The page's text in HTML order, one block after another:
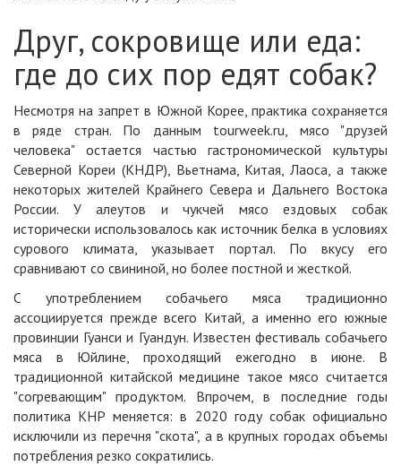
Друг, сокровище или еда:
где до сих пор едят собак?
Несмотря на запрет в Южной Корее, практика сохраняется
в ряде стран. По данным tourweek.ru, мясо "друзей
человека" остается частью гастрономической культуры
Северной Кореи (КНДР), Вьетнама, Китая, Лаоса, а также
некоторых жителей Крайнего Севера и Дальнего Востока
России. У алеутов и чукчей мясо ездовых собак
исторически использовалось как источник белка в условиях
сурового климата, указывает портал. По вкусу его
сравнивают со свининой, но более постной и жесткой.
С употреблением собачьего мяса традиционно
ассоциируется прежде всего Китай, а именно его южные
провинции Гуанси и Гуандун. Известен фестиваль собачьего
мяса в Юйлине, проходящий ежегодно в июне. В
традиционной китайской медицине такое мясо считается
"согревающим" продуктом. Впрочем, в последние годы
политика КНР меняется: в 2020 году собак официально
исключили из перечня "скота", а в крупных городах объемы
потребления резко сократились.